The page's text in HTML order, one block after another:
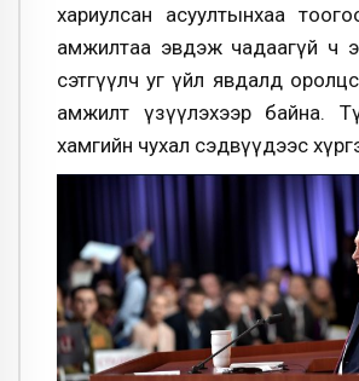
хариулсан асуултынхаа
амжилтаа эвдэж чадаагүй ч
сэтгүүлч уг үйл явдалд
амжилт үзүүлэхээр байна.
хамгийн чухал сэдвүүдээс